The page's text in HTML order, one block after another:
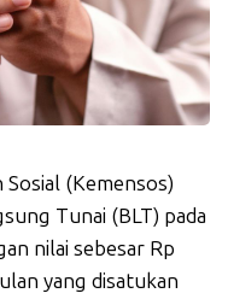
(Kemensos)
Tunai (BLT) pada
nilai sebesar Rp
yang disatukan